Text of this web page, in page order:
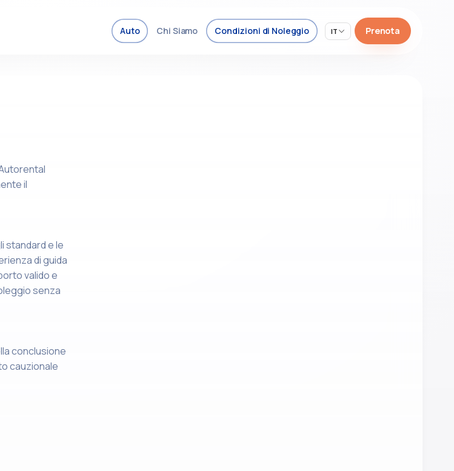
Auto Chi Siamo Condizioni di Noleggio IT Prenota
il
standard e le
di guida
valido e
senza
conclusione
cauzionale